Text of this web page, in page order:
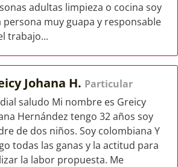
adultas limpieza o cocina soy
persona muy guapa y responsable
trabajo...
Johana H. Particular
saludo Mi nombre es Greicy
Hernández tengo 32 años soy
de dos niños. Soy colombiana Y
todas las ganas y la actitud para
la labor propuesta. Me